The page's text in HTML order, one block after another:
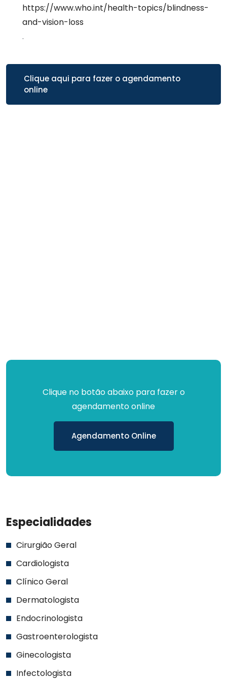
https://www.who.int/health-topics/blindness-
and-vision-loss
.
Clique aqui para fazer o agendamento
online
Clique no botão abaixo para fazer o
agendamento online
Agendamento Online
Especialidades
Cirurgião Geral
Cardiologista
Clínico Geral
Dermatologista
Endocrinologista
Gastroenterologista
Ginecologista
Infectologista